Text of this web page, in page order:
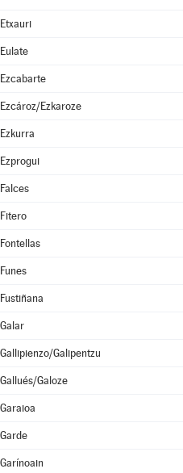
Etxauri
Eulate
Ezcabarte
Ezcároz/Ezkaroze
Ezkurra
Ezprogui
Falces
Fitero
Fontellas
Funes
Fustiñana
Galar
Gallipienzo/Galipentzu
Gallués/Galoze
Garaioa
Garde
Garínoain